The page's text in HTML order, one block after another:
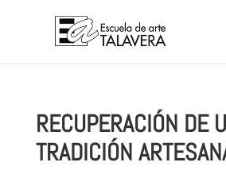
RECUPERACIÓN DE
TRADICIÓN